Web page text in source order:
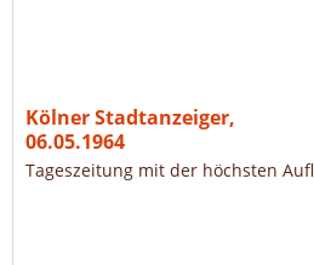
Kölner Stadtanzeiger,
06.05.1964
Tageszeitung mit der höchsten